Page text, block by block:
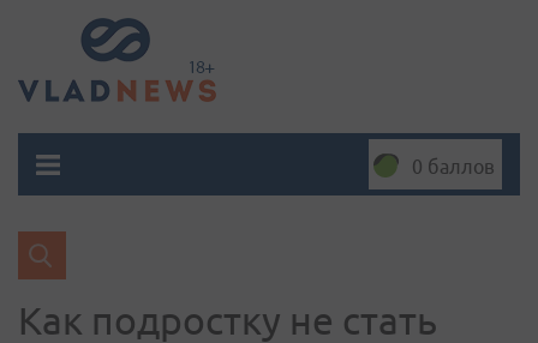
0 баллов
Как подростку не стать